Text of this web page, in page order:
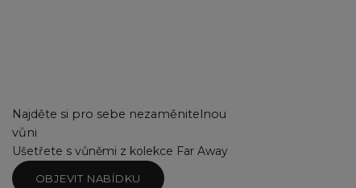
Najděte si pro sebe nezaměnitelnou
vůni
Ušetřete s vůněmi z kolekce Far Away
OBJEVIT NABÍDKU